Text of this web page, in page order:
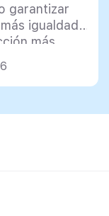
garantizar
igualdad
más